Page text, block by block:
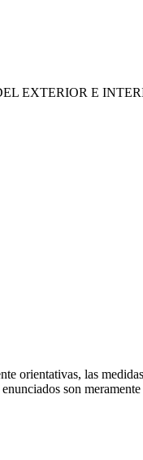
EXTERIOR E
orientativas, las
son